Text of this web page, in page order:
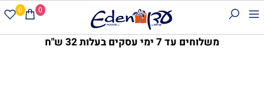
משלוחים עד 7 ימי עסקים בעלות 32 ש"ח
0 0